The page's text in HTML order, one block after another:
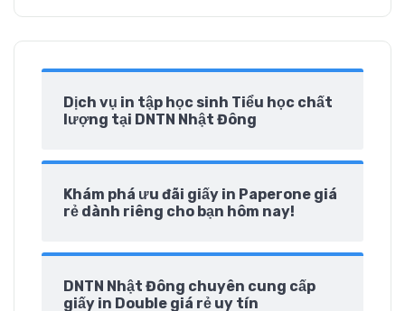
Dịch vụ in tập học sinh Tiểu học chất
lượng tại DNTN Nhật Đông
Khám phá ưu đãi giấy in Paperone giá
rẻ dành riêng cho bạn hôm nay!
DNTN Nhật Đông chuyên cung cấp
giấy in Double giá rẻ uy tín